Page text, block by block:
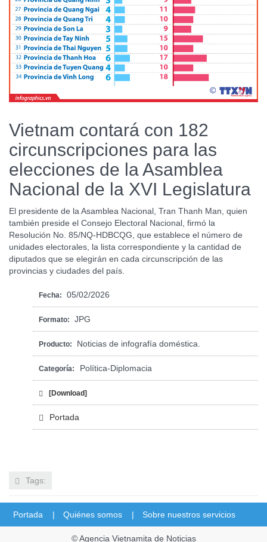
Vietnam contará con 182
circunscripciones para las
elecciones de la Asamblea
Nacional de la XVI Legislatura
El presidente de la Asamblea Nacional, Tran Thanh Man, quien
también preside el Consejo Electoral Nacional, firmó la
Resolución No. 85/NQ-HDBCQG, que establece el número de
unidades electorales, la lista correspondiente y la cantidad de
diputados que se elegirán en cada circunscripción de las
provincias y ciudades del país.
Fecha: 05/02/2026
Formato: JPG
Producto: Noticias de infografía doméstica.
Categoría: Política-Diplomacia
[Download]
Portada
Tags:
Portada | Quiénes somos | Sobre nuestros servicios
© Agencia Vietnamita de Noticias